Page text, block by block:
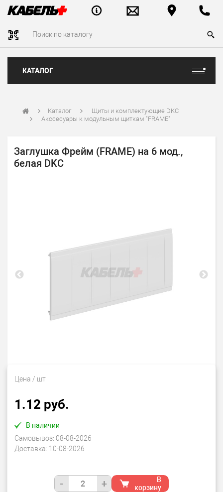
КАТАЛОГ
Каталог
Щиты и комплектующие DKC
Акссесуары к модульным щиткам "FRAME"
Заглушка Фрейм (FRAME) на 6 мод.,
белая DKC
Цена / шт
1.12 руб.
В наличии
Самовывоз: 08-08-2026
Доставка: 10-08-2026
- +
В
корзину